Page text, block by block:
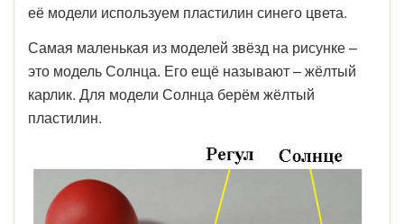
её модели используем пластилин синего цвета.
Самая маленькая из моделей звёзд на рисунке –
это модель Солнца. Его ещё называют – жёлтый
карлик. Для модели Солнца берём жёлтый
пластилин.